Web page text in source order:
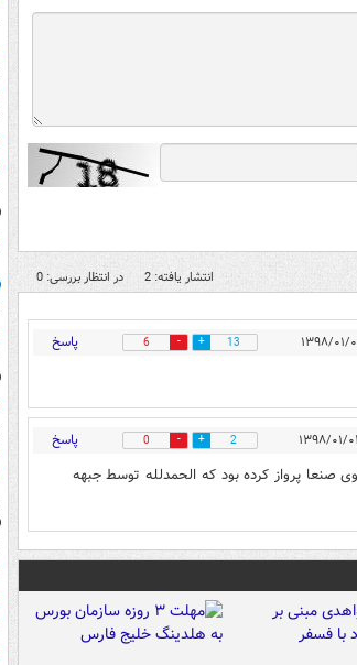
انتشار یافته: 2 در انتظار بررسی: 0
13
6 پاسخ
2
0 پاسخ
صنعا پرواز کرده بود که الحمدلله توسط جبهه